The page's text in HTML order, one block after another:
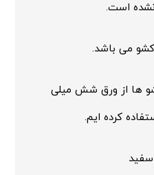
نشده است.
می باشد.
ها از ورق شش میلی
کرده ایم.